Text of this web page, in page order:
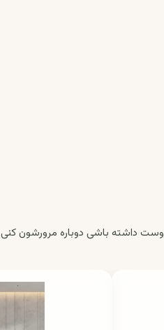
داشته باشی دوباره مرورشون کنی